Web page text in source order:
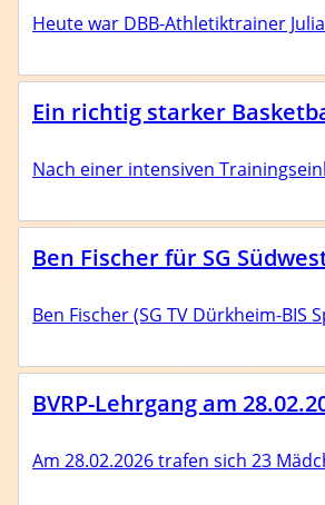
Heute war DBB-Athletiktrainer
Ein richtig starker
Nach einer intensiven
Ben Fischer für SG
Ben Fischer (SG TV Dürkheim-
BVRP-Lehrgang am
Am 28.02.2026 trafen sich 23